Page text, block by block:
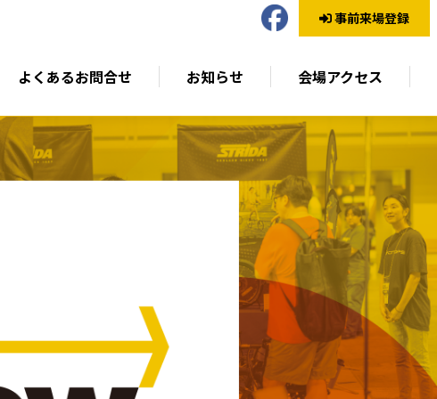
よくあるお問合せ お知らせ 会場アクセス
事前来場登録